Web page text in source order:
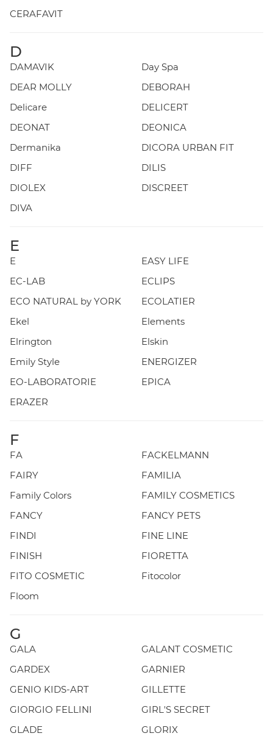
CERAFAVIT
D
DAMAVIK
Day Spa
DEAR MOLLY
DEBORAH
Delicare
DELICERT
DEONAT
DEONICA
Dermanika
DICORA URBAN FIT
DIFF
DILIS
DIOLEX
DISCREET
DIVA
E
E
EASY LIFE
EC-LAB
ECLIPS
ECO NATURAL by YORK
ECOLATIER
Ekel
Elements
Elrington
Elskin
Emily Style
ENERGIZER
EO-LABORATORIE
EPICA
ERAZER
F
FA
FACKELMANN
FAIRY
FAMILIA
Family Colors
FAMILY COSMETICS
FANCY
FANCY PETS
FINDI
FINE LINE
FINISH
FIORETTA
FITO COSMETIC
Fitocolor
Floom
G
GALA
GALANT COSMETIC
GARDEX
GARNIER
GENIO KIDS-ART
GILLETTE
GIORGIO FELLINI
GIRL'S SECRET
GLADE
GLORIX